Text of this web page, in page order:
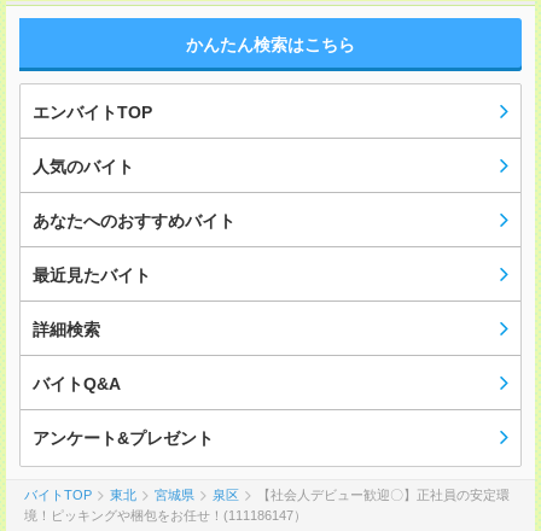
かんたん検索はこちら
エンバイトTOP
人気のバイト
あなたへのおすすめバイト
最近見たバイト
詳細検索
バイトQ&A
アンケート&プレゼント
バイトTOP 東北 宮城県 泉区
【社会人デビュー歓迎〇】正社員の安定環
境！ピッキングや梱包をお任せ！(111186147）